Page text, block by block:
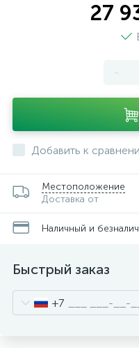
27
-
Добавить к
Местоположение
Доставка от
Наличный и
Быстрый заказ
+7